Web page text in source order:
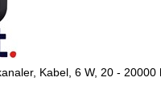
Kabel, 6 W, 20 - 20000